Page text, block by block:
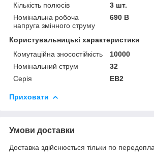
Кількість полюсів
3 шт.
Номінальна робоча
напруга змінного струму
690 В
Користувальницькі характеристики
Комутаційна зносостійкість
10000
Номінальний струм
32
Серія
EB2
Приховати
Умови доставки
Доставка здійснюється тільки по